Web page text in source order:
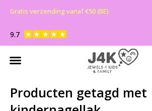
9.7
Gratis verzending vanaf €50 (BE)
Producten getagd met